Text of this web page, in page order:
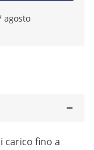
agosto
carico fino a